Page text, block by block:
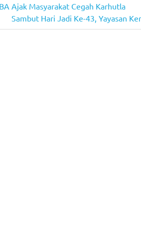
Ajak Masyarakat Cegah Karhutla
Next
Post:
Sambut Hari Jadi Ke-43, Yayasan